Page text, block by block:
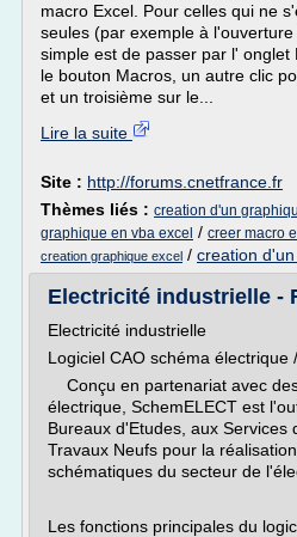
macro Excel. Pour celles qui ne
seules (par exemple à
simple est de passer par l' onglet
le bouton Macros, un autre clic
et un troisième sur le...
Lire la suite
Site : http://forums.cnetfrance.fr
Thèmes liés : creation d'un
graphique en vba excel / creer macro
creation graphique excel / creation
Electricité industrielle -
Electricité industrielle
Logiciel CAO schéma électrique
Conçu en partenariat avec
électrique, SchemELECT est
Bureaux d'Etudes, aux Services
Travaux Neufs pour la
schématiques du secteur de
Les fonctions principales du